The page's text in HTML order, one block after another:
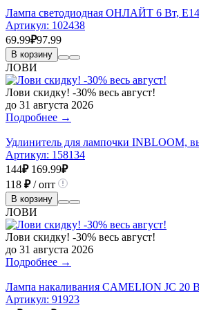
Лампа светодиодная ОНЛАЙТ 6 Вт,
Артикул: 102438
69.99₽97.99
В корзину
ЛОВИ
Лови скидку! -30% весь август!
до 31 августа 2026
Подробнее →
Удлинитель для лампочки INBLOOM,
Артикул: 158134
144₽ 169.99₽
118 ₽/ опт
В корзину
ЛОВИ
Лови скидку! -30% весь август!
до 31 августа 2026
Подробнее →
Лампа накаливания CAMELION JC 20
Артикул: 91923